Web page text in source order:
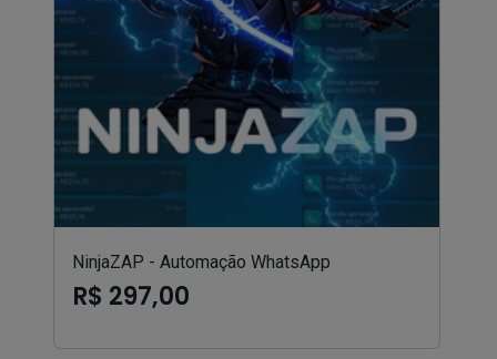
NinjaZAP - Automação WhatsApp
R$ 297,00